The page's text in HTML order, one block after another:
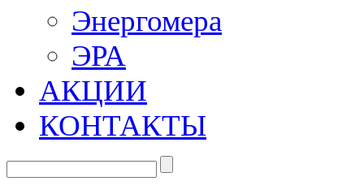
Энергомера
ЭРА
АКЦИИ
КОНТАКТЫ